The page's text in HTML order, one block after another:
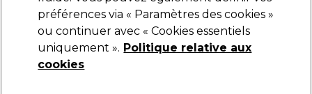
Filters
préférences via « Paramètres des cookies »
ou continuer avec « Cookies essentiels
uniquement ». Politique relative aux
cookies